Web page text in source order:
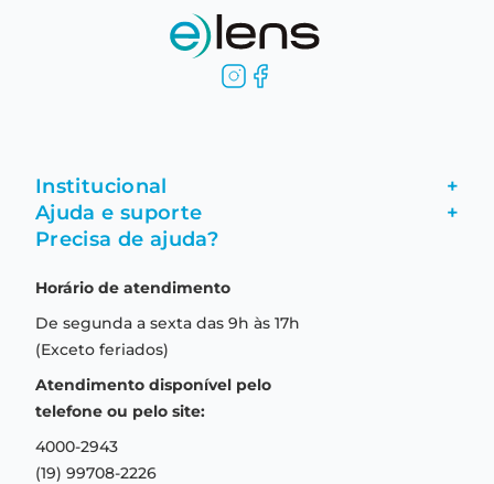
Institucional +
Fale conosco
Formas de pagamento
Aviso de privacidade
Termos e condições de uso
Ajuda e suporte +
Garantia
Troca e devolução
Central de relacionamento
Precisa de ajuda?
Horário de atendimento
De segunda a sexta das 9h às 17h
(Exceto feriados)
Atendimento disponível pelo
telefone ou pelo site:
4000-2943
(19) 99708-2226